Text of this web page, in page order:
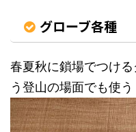
グローブ各種
春夏秋に鎖場でつけ
う登山の場面でも使